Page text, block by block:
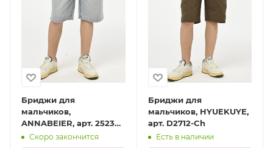
Бриджи для
мальчиков,
ANNABEIER, арт. 25238-
ChСкоро закончится
Бриджи для
мальчиков, HYUEKUYE,
арт. D2712-Ch
Есть в наличии